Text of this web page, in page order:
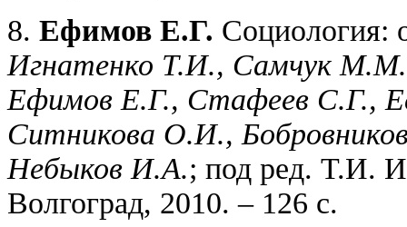
8. Ефимов Е.Г. Социология:
Игнатенко Т.И., Самчук
Ефимов Е.Г., Стафеев С.Г.,
Ситникова О.И.,
Небыков И.А.; под ред. Т.И.
Волгоград, 2010. – 126 с.